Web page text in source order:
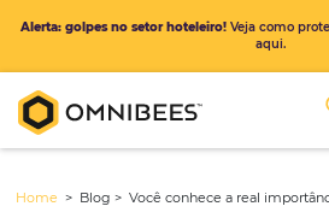
Alerta: golpes no setor hoteleiro!Veja